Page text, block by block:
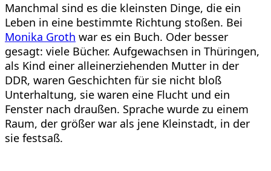
Manchmal sind es die kleinsten Dinge, die ein
Leben in eine bestimmte Richtung stoßen. Bei
Monika Groth war es ein Buch. Oder besser
gesagt: viele Bücher. Aufgewachsen in Thüringen,
als Kind einer alleinerziehenden Mutter in der
DDR, waren Geschichten für sie nicht bloß
Unterhaltung, sie waren eine Flucht und ein
Fenster nach draußen. Sprache wurde zu einem
Raum, der größer war als jene Kleinstadt, in der
sie festsaß.